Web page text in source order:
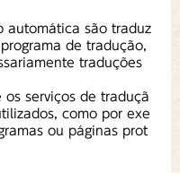
automática são traduz
de tradução,
traduções
os serviços de traduçã
como por exe
ou páginas prot